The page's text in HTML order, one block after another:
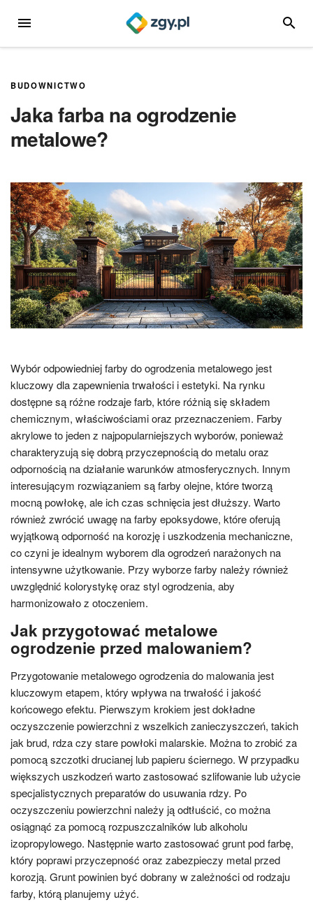
MENU
BUDOWNICTWO
Jaka farba na ogrodzenie
metalowe?
Wybór odpowiedniej farby do ogrodzenia metalowego jest
kluczowy dla zapewnienia trwałości i estetyki. Na rynku
dostępne są różne rodzaje farb, które różnią się składem
chemicznym, właściwościami oraz przeznaczeniem. Farby
akrylowe to jeden z najpopularniejszych wyborów, ponieważ
charakteryzują się dobrą przyczepnością do metalu oraz
odpornością na działanie warunków atmosferycznych. Innym
interesującym rozwiązaniem są farby olejne, które tworzą
mocną powłokę, ale ich czas schnięcia jest dłuższy. Warto
również zwrócić uwagę na farby epoksydowe, które oferują
wyjątkową odporność na korozję i uszkodzenia mechaniczne,
co czyni je idealnym wyborem dla ogrodzeń narażonych na
intensywne użytkowanie. Przy wyborze farby należy również
uwzględnić kolorystykę oraz styl ogrodzenia, aby
harmonizowało z otoczeniem.
Jak przygotować metalowe
ogrodzenie przed malowaniem?
Przygotowanie metalowego ogrodzenia do malowania jest
kluczowym etapem, który wpływa na trwałość i jakość
końcowego efektu. Pierwszym krokiem jest dokładne
oczyszczenie powierzchni z wszelkich zanieczyszczeń, takich
jak brud, rdza czy stare powłoki malarskie. Można to zrobić za
pomocą szczotki drucianej lub papieru ściernego. W przypadku
większych uszkodzeń warto zastosować szlifowanie lub użycie
specjalistycznych preparatów do usuwania rdzy. Po
oczyszczeniu powierzchni należy ją odtłuścić, co można
osiągnąć za pomocą rozpuszczalników lub alkoholu
izopropylowego. Następnie warto zastosować grunt pod farbę,
który poprawi przyczepność oraz zabezpieczy metal przed
korozją. Grunt powinien być dobrany w zależności od rodzaju
farby, którą planujemy użyć.